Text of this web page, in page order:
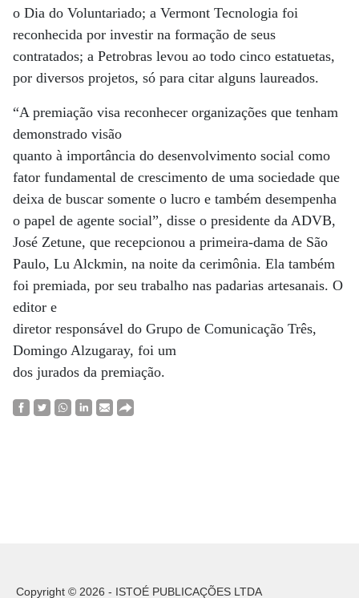
o Dia do Voluntariado; a Vermont Tecnologia foi
reconhecida por investir na formação de seus
contratados; a Petrobras levou ao todo cinco estatuetas,
por diversos projetos, só para citar alguns laureados.
“A premiação visa reconhecer organizações que tenham
demonstrado visão
quanto à importância do desenvolvimento social como
fator fundamental de crescimento de uma sociedade que
deixa de buscar somente o lucro e também desempenha
o papel de agente social”, disse o presidente da ADVB,
José Zetune, que recepcionou a primeira-dama de São
Paulo, Lu Alckmin, na noite da cerimônia. Ela também
foi premiada, por seu trabalho nas padarias artesanais. O
editor e
diretor responsável do Grupo de Comunicação Três,
Domingo Alzugaray, foi um
dos jurados da premiação.
Copyright © 2026 - ISTOÉ PUBLICAÇÕES LTDA